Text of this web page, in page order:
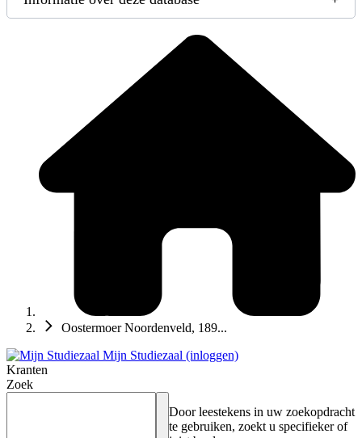
Oostermoer Noordenveld, 189...
Mijn Studiezaal (inloggen)
Kranten
Zoek
Door leestekens in uw zoekopdracht
te gebruiken, zoekt u specifieker of